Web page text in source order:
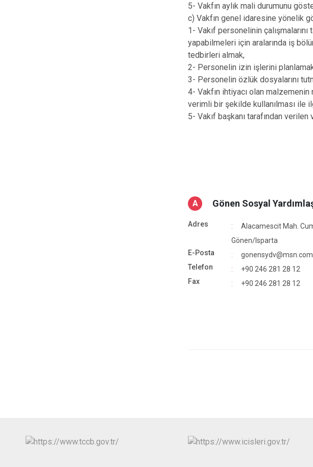
5- Vakfın aylık mali durumunu
c) Vakfın genel idaresine yönelik
1- Vakıf personelinin
yapabilmeleri için aralarında iş
tedbirleri almak,
2- Personelin izin işlerini planlamak
3- Personelin özlük dosyalarını
4- Vakfın ihtiyacı olan malzemenin
verimli bir şekilde kullanılması ile
5- Vakıf başkanı tarafından
A Gönen Sosyal
Adres
Alacamescit Mah.
Gönen/Isparta
E-Posta
gonensydv@msn.com
Telefon
+90 246 281 28 12
Fax
+90 246 281 28 12